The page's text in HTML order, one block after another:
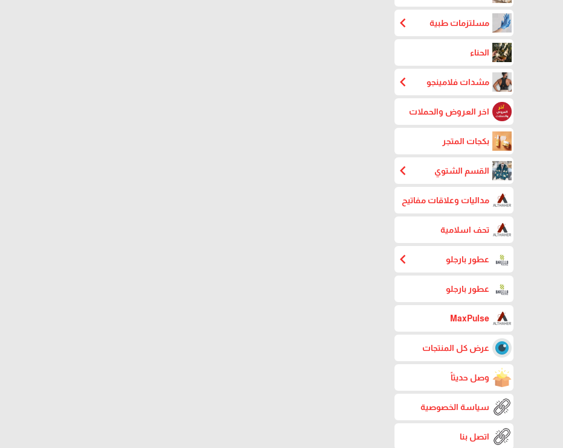
مسلتزمات طبية chevron_left
الحناء
مشدات فلامينجو chevron_left
اخر العروض والحملات
بكجات المتجر
القسم الشتوي chevron_left
مداليات وعلاقات مفاتيح
تحف اسلامية
عطور بارجلو chevron_left
عطور بارجلو
MaxPulse
عرض كل المنتجات
وصل حديثاً
سياسة الخصوصية
اتصل بنا